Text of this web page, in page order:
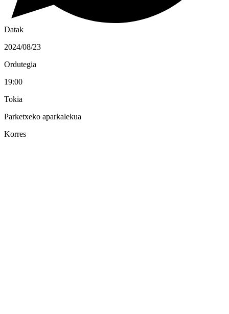
Datak
2024/08/23
Ordutegia
19:00
Tokia
Parketxeko aparkalekua
Korres